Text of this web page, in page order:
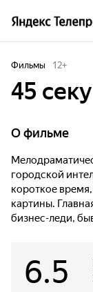
Фильмы 12+
45
О фильме
городской
короткое
картины.
бизнес-леди,
Беда не
6.5